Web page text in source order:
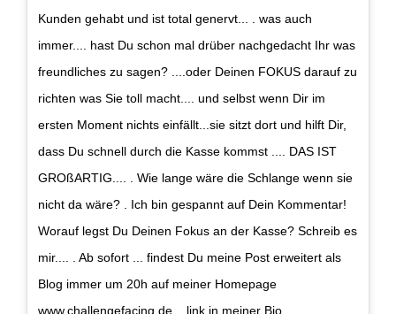
Kunden gehabt und ist total genervt... . was auch
immer.... hast Du schon mal drüber nachgedacht Ihr was
freundliches zu sagen? ....oder Deinen FOKUS darauf zu
richten was Sie toll macht.... und selbst wenn Dir im
ersten Moment nichts einfällt...sie sitzt dort und hilft Dir,
dass Du schnell durch die Kasse kommst .... DAS IST
GROßARTIG.... . Wie lange wäre die Schlange wenn sie
nicht da wäre? . Ich bin gespannt auf Dein Kommentar!
Worauf legst Du Deinen Fokus an der Kasse? Schreib es
mir.... . Ab sofort ... findest Du meine Post erweitert als
Blog immer um 20h auf meiner Homepage
www.challengefacing.de ...link in meiner Bio .